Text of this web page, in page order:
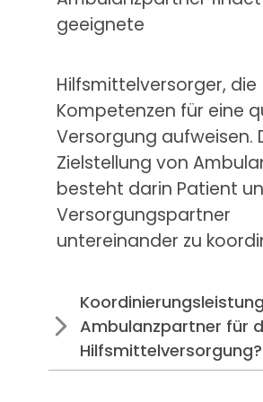
geeignete
Hilfsmittelversorger, die
Kompetenzen für eine
Versorgung aufweisen.
Zielstellung von
besteht darin Patient
Versorgungspartner
untereinander zu
Ambulanzpartner für
Hilfsmittelversorgung?